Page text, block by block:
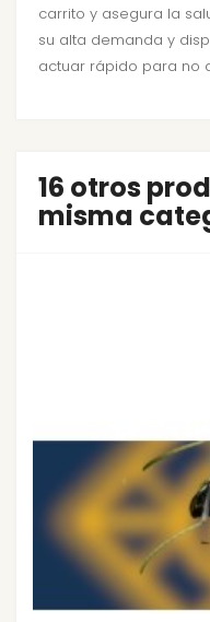
carrito y asegura la
su alta demanda y
actuar rápido para no
16 otros
misma